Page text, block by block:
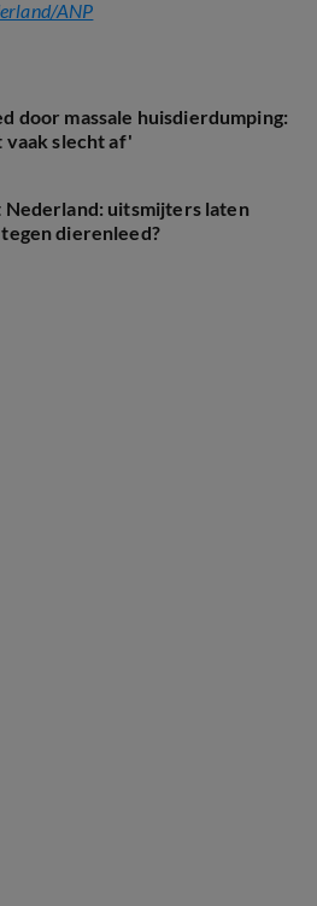
ANP
door massale huisdierdumping:
vaak slecht af'
uitsmijters laten
dierenleed?